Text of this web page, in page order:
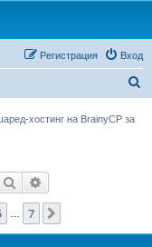
Вход
Регистрация
хостинг на BrainyCP за
Поиск
7